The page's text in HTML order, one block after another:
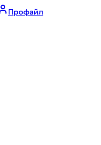
Профайл